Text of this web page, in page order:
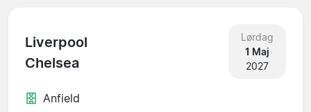
Liverpool
Chelsea
Lørdag
1 Maj
2027
Anfield